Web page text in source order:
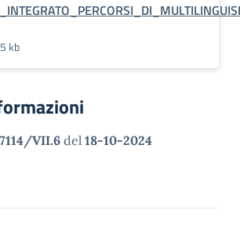
kb
VII.6 del 18-10-2024